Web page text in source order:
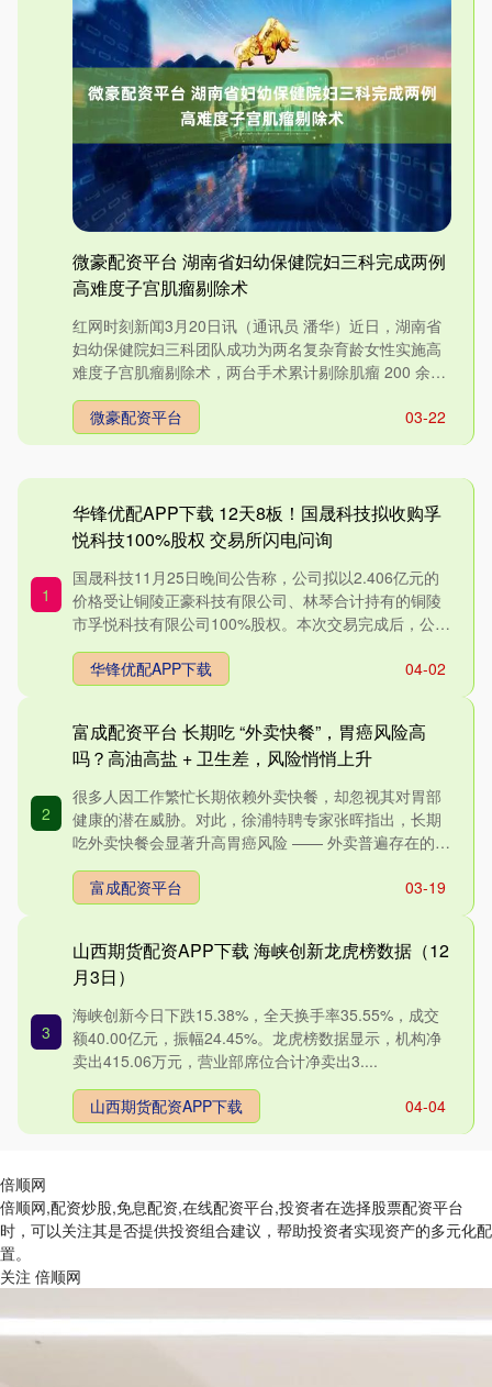
微豪配资平台 湖南省妇幼保健院妇三科完成两例
高难度子宫肌瘤剔除术
红网时刻新闻3月20日讯（通讯员 潘华）近日，湖南省
妇幼保健院妇三科团队成功为两名复杂育龄女性实施高
难度子宫肌瘤剔除术，两台手术累计剔除肌瘤 200 余
枚。其中....
03-22
微豪配资平台
1
华锋优配APP下载 12天8板！国晟科技拟收购孚
悦科技100%股权 交易所闪电问询
国晟科技11月25日晚间公告称，公司拟以2.406亿元的
价格受让铜陵正豪科技有限公司、林琴合计持有的铜陵
市孚悦科技有限公司100%股权。本次交易完成后，公司
将持....
04-02
华锋优配APP下载
2
富成配资平台 长期吃 “外卖快餐”，胃癌风险高
吗？高油高盐 + 卫生差，风险悄悄上升
很多人因工作繁忙长期依赖外卖快餐，却忽视其对胃部
健康的潜在威胁。对此，徐浦特聘专家张晖指出，长期
吃外卖快餐会显著升高胃癌风险 —— 外卖普遍存在的高
油烹饪、高盐....
03-19
富成配资平台
3
山西期货配资APP下载 海峡创新龙虎榜数据（12
月3日）
海峡创新今日下跌15.38%，全天换手率35.55%，成交
额40.00亿元，振幅24.45%。龙虎榜数据显示，机构净
卖出415.06万元，营业部席位合计净卖出3....
04-04
山西期货配资APP下载
倍顺网
倍顺网,配资炒股,免息配资,在线配资平台,投资者在选择股票配资平台
时，可以关注其是否提供投资组合建议，帮助投资者实现资产的多元化配
置。
关注 倍顺网